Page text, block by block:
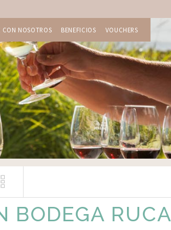
CON NOSOTROS BENEFICIOS VOUCHERS
BODEGA RUCA